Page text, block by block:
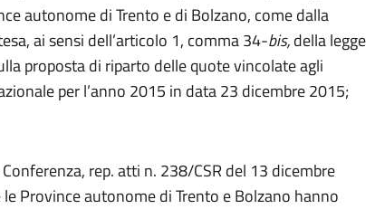
autonome di Trento e di Bolzano, come dalla
ai sensi dell’articolo 1, comma 34-bis,della legge
proposta di riparto delle quote vincolate agli
per l’anno 2015 in data 23 dicembre 2015;
rep. atti n. 238/CSR del 13 dicembre
Province autonome di Trento e Bolzano hanno